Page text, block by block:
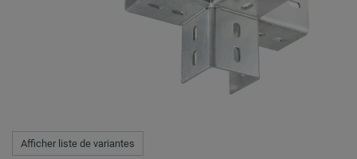
Afficher liste de variantes